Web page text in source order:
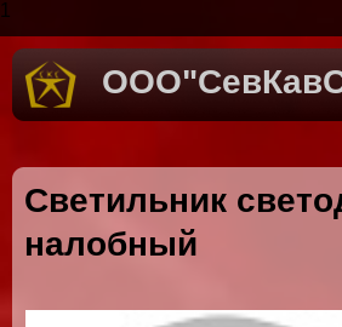
1
Светильник
налобный